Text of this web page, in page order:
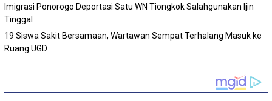
Imigrasi Ponorogo Deportasi Satu WN Tiongkok Salahgunakan Ijin
Tinggal
19 Siswa Sakit Bersamaan, Wartawan Sempat Terhalang Masuk ke
Ruang UGD